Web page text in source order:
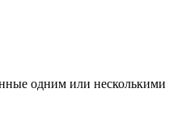
одним или несколькими